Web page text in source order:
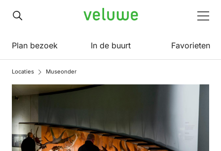
Veluwe
Plan bezoek In de buurt Favorieten
Locaties Museonder